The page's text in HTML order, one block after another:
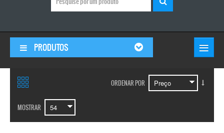
PRODUTOS ≡
ORDENAR POR
MOSTRAR